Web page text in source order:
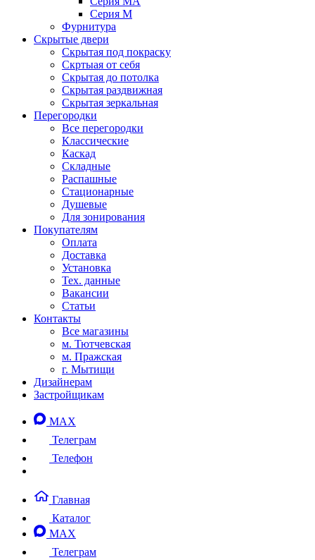
Серия M
Фурнитура
Скрытые двери
Скрытая под покраску
Скртыая от себя
Скрытая до потолка
Скрытая раздвижная
Скрытая зеркальная
Перегородки
Все перегородки
Классические
Каскад
Складные
Распашные
Стационарные
Душевые
Для зонирования
Покупателям
Оплата
Доставка
Установка
Тех. данные
Вакансии
Статьи
Контакты
Все магазины
м. Тютчевская
м. Пражская
г. Мытищи
Дизайнерам
Застройщикам
MAX
Телеграм
Телефон
Главная
Каталог
MAX
Телеграм